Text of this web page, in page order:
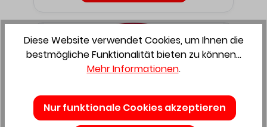
Diese Website verwendet Cookies, um Ihnen die
bestmögliche Funktionalität bieten zu können...
Mehr Informationen.
Nur funktionale Cookies akzeptieren